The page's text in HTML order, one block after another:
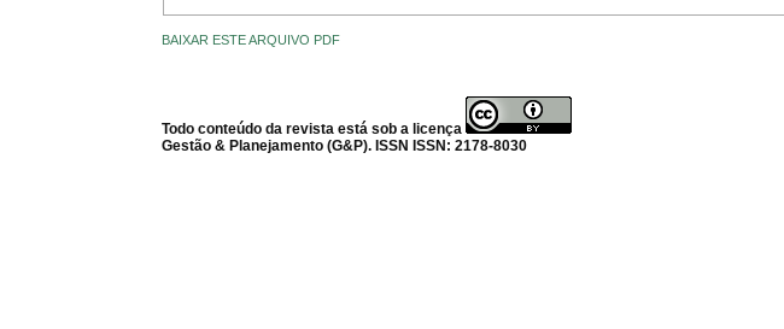
BAIXAR ESTE ARQUIVO PDF
Todo conteúdo da revista está sob a licença
Gestão & Planejamento (G&P). ISSN ISSN: 2178-8030